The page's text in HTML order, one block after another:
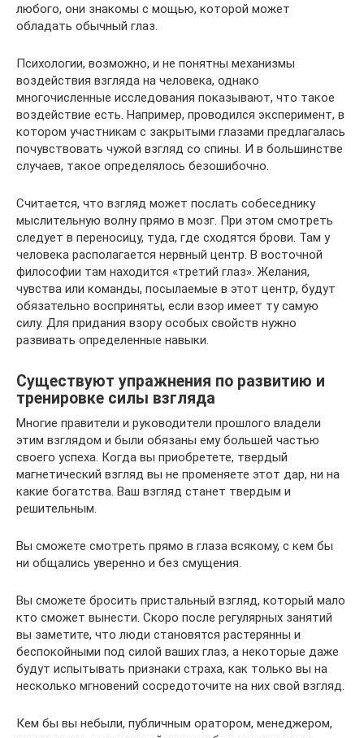
любого, они знакомы с мощью, которой может
обладать обычный глаз.
Психологии, возможно, и не понятны механизмы
воздействия взгляда на человека, однако
многочисленные исследования показывают, что такое
воздействие есть. Например, проводился эксперимент, в
котором участникам с закрытыми глазами предлагалась
почувствовать чужой взгляд со спины. И в большинстве
случаев, такое определялось безошибочно.
Считается, что взгляд может послать собеседнику
мыслительную волну прямо в мозг. При этом смотреть
следует в переносицу, туда, где сходятся брови. Там у
человека располагается нервный центр. В восточной
философии там находится «третий глаз». Желания,
чувства или команды, посылаемые в этот центр, будут
обязательно восприняты, если взор имеет ту самую
силу. Для придания взору особых свойств нужно
развивать определенные навыки.
Существуют упражнения по развитию и
тренировке силы взгляда
Многие правители и руководители прошлого владели
этим взглядом и были обязаны ему большей частью
своего успеха. Когда вы приобретете, твердый
магнетический взгляд вы не променяете этот дар, ни на
какие богатства. Ваш взгляд станет твердым и
решительным.
Вы сможете смотреть прямо в глаза всякому, с кем бы
ни общались уверенно и без смущения.
Вы сможете бросить пристальный взгляд, который мало
кто сможет вынести. Скоро после регулярных занятий
вы заметите, что люди становятся растерянны и
беспокойными под силой ваших глаз, а некоторые даже
будут испытывать признаки страха, как только вы на
несколько мгновений сосредоточите на них свой взгляд.
Кем бы вы небыли, публичным оратором, менеджером,